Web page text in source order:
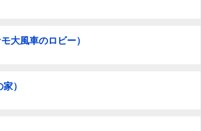
大風車のロビー）
）